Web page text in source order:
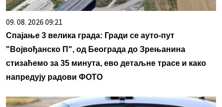
09. 08. 2026 09:21
Спајање 3 велика града: Гради се ауто-пут
"Војвођанско П", од Београда до Зрењанина
стизаћемо за 35 минута, ево детаљне трасе и како
напредују радови ФОТО